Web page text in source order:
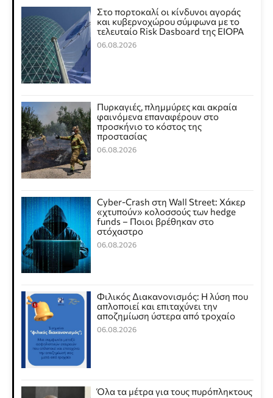
Στο πορτοκαλί οι κίνδυνοι αγοράς
και κυβερνοχώρου σύμφωνα με το
τελευταίο Risk Dasboard της EIOPA
06.08.2026
Πυρκαγιές, πλημμύρες και ακραία
φαινόμενα επαναφέρουν στο
προσκήνιο το κόστος της
προστασίας
06.08.2026
Cyber-Crash στη Wall Street: Χάκερ
«χτυπούν» κολοσσούς των hedge
funds – Ποιοι βρέθηκαν στο
στόχαστρο
06.08.2026
Φιλικός Διακανονισμός: Η λύση που
απλοποιεί και επιταχύνει την
αποζημίωση ύστερα από τροχαίο
06.08.2026
Όλα τα μέτρα για τους πυρόπληκτους